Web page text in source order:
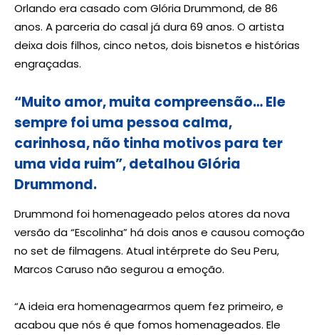
Orlando era casado com Glória Drummond, de 86
anos. A parceria do casal já dura 69 anos. O artista
deixa dois filhos, cinco netos, dois bisnetos e histórias
engraçadas.
“Muito amor, muita compreensão… Ele
sempre foi uma pessoa calma,
carinhosa, não tinha motivos para ter
uma vida ruim”, detalhou Glória
Drummond.
Drummond foi homenageado pelos atores da nova
versão da “Escolinha” há dois anos e causou comoção
no set de filmagens. Atual intérprete do Seu Peru,
Marcos Caruso não segurou a emoção.
“A ideia era homenagearmos quem fez primeiro, e
acabou que nós é que fomos homenageados. Ele